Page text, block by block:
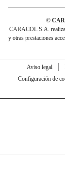
©
CARACOL S.A. realiza
y otras prestaciones
Aviso legal
Configuración de